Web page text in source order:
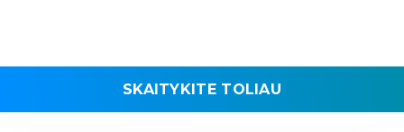
SKAITYKITE TOLIAU